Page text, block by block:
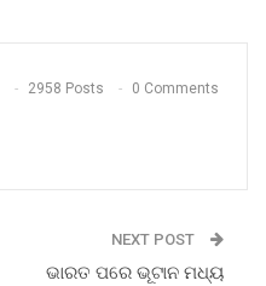
2958 Posts 0 Comments
NEXT POST
ଭାରତ ପରେ ଭୂଟାନ ମଧ୍ୟ